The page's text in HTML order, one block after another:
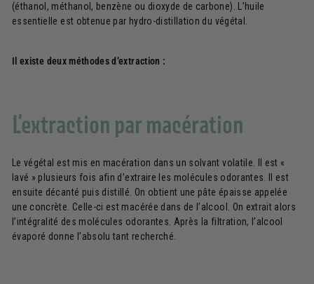
(éthanol, méthanol, benzène ou dioxyde de carbone). L’huile
essentielle est obtenue par hydro-distillation du végétal.
Il existe deux méthodes d’extraction :
L’extraction par macération
Le végétal est mis en macération dans un solvant volatile. Il est «
lavé » plusieurs fois afin d’extraire les molécules odorantes. Il est
ensuite décanté puis distillé. On obtient une pâte épaisse appelée
une concrète. Celle-ci est macérée dans de l’alcool. On extrait alors
l’intégralité des molécules odorantes. Après la filtration, l’alcool
évaporé donne l’absolu tant recherché.